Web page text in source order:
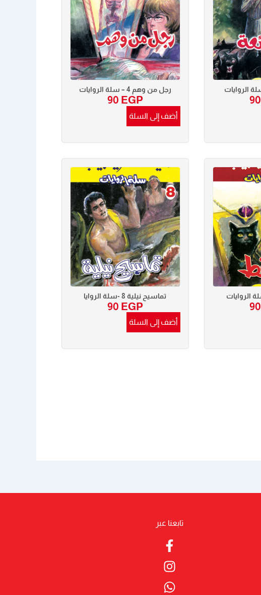
90
رجل من وهم 4 – سلة الروايات
90 EGP
أضف إلى السلة
90
تماسيح نيلية 8 -سلة الروايا
90 EGP
أضف إلى السلة
تابعنا عبر
Facebook-
f
Instagram
Whatsapp